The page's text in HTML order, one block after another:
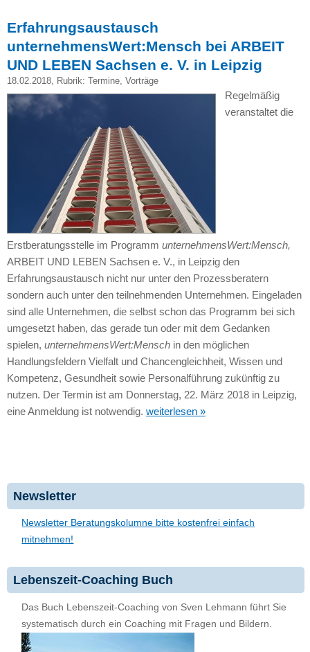
Erfahrungsaustausch
unternehmensWert:Mensch bei ARBEIT
UND LEBEN Sachsen e. V. in Leipzig
18.02.2018, Rubrik: Termine, Vorträge
Regelmäßig
veranstaltet die
Erstberatungsstelle im Programm unternehmensWert:Mensch,
ARBEIT UND LEBEN Sachsen e. V., in Leipzig den
Erfahrungsaustausch nicht nur unter den Prozessberatern
sondern auch unter den teilnehmenden Unternehmen. Eingeladen
sind alle Unternehmen, die selbst schon das Programm bei sich
umgesetzt haben, das gerade tun oder mit dem Gedanken
spielen, unternehmensWert:Menschin den möglichen
Handlungsfeldern Vielfalt und Chancengleichheit, Wissen und
Kompetenz, Gesundheit sowie Personalführung zukünftig zu
nutzen. Der Termin ist am Donnerstag, 22. März 2018 in Leipzig,
eine Anmeldung ist notwendig. weiterlesen »
Newsletter
Newsletter Beratungskolumne bitte kostenfrei einfach
mitnehmen!
Lebenszeit-Coaching Buch
Das Buch Lebenszeit-Coaching von Sven Lehmann führt Sie
systematisch durch ein Coaching mit Fragen und Bildern.